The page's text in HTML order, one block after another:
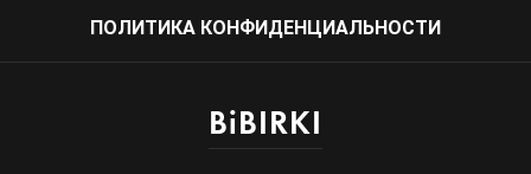
ПОЛИТИКА КОНФИДЕНЦИАЛЬНОСТИ
BiBIRKI